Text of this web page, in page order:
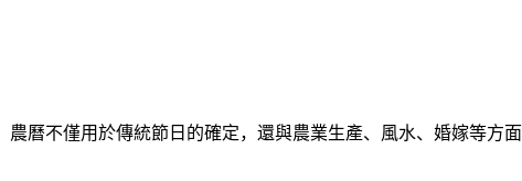
曆不僅用於傳統節日的確定，還與農業生產、風水、婚嫁等方面